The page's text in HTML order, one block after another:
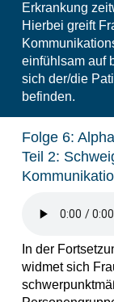
Erkrankung
Hierbei greift
einfühlsam auf
sich der/die
befinden.
Folge 6:
Teil 2:
In der
widmet sich